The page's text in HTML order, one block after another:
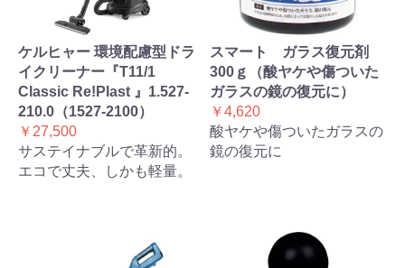
ケルヒャー 環境配慮型ドラ
イクリーナー『T11/1
Classic Re!Plast 』1.527-
210.0（1527-2100）
￥27,500
サステイナブルで革新的。
エコで丈夫、しかも軽量。
スマート ガラス復元剤
300ｇ（酸ヤケや傷ついた
ガラスの鏡の復元に）
￥4,620
酸ヤケや傷ついたガラスの
鏡の復元に